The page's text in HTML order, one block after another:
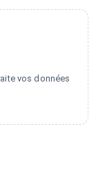
vos données